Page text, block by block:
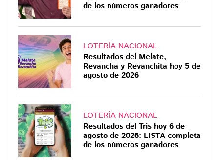
de los números ganadores
LOTERÍA NACIONAL
Resultados del Melate,
Revancha y Revanchita hoy 5 de
agosto de 2026
LOTERÍA NACIONAL
Resultados del Tris hoy 6 de
agosto de 2026: LISTA completa
de los números ganadores